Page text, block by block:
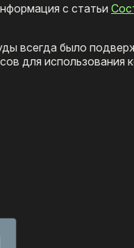
с статьи
всегда было
для использования